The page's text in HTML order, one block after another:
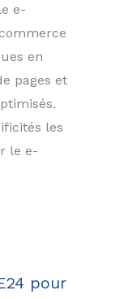
e-
en
pages et
les
le e-
pour